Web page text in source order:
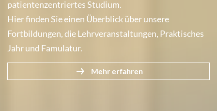
patientenzentriertes Studium.
Hier finden Sie einen Überblick über unsere
Fortbildungen, die Lehrveranstaltungen, Praktisches
Jahr und Famulatur.
Mehr erfahren